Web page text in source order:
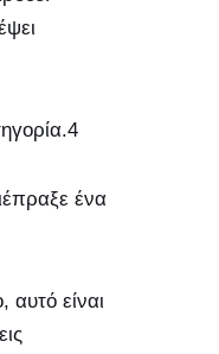
ένα
είναι